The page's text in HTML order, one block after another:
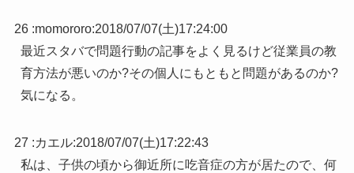
26 :momororo:2018/07/07(土)17:24:00
最近スタバで問題行動の記事をよく見るけど従業員の教
育方法が悪いのか?その個人にもともと問題があるのか?
気になる。
27 :カエル:2018/07/07(土)17:22:43
私は、子供の頃から御近所に吃音症の方が居たので、何